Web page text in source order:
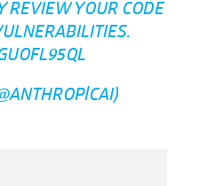
REVIEW YOUR CODE